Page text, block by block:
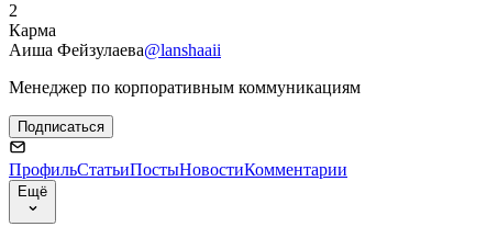
2
Карма
Аиша Фейзулаева@lanshaaii
Менеджер по корпоративным коммуникациям
Подписаться
ПрофильСтатьиПостыНовостиКомментарии
Ещё